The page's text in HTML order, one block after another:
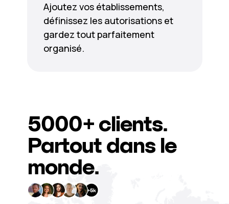
Ajoutez vos établissements,
définissez les autorisations et
gardez tout parfaitement
organisé.
5000+ clients.
Partout dans le
monde.